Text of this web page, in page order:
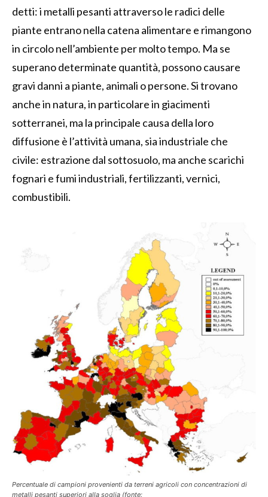
detti: i metalli pesanti attraverso le radici delle
piante entrano nella catena alimentare e rimangono
in circolo nell’ambiente per molto tempo. Ma se
superano determinate quantità, possono causare
gravi danni a piante, animali o persone. Si trovano
anche in natura, in particolare in giacimenti
sotterranei, ma la principale causa della loro
diffusione è l’attività umana, sia industriale che
civile: estrazione dal sottosuolo, ma anche scarichi
fognari e fumi industriali, fertilizzanti, vernici,
combustibili.
Percentuale di campioni provenienti da terreni agricoli con concentrazioni di
metalli pesanti superiori alla soglia (fonte: